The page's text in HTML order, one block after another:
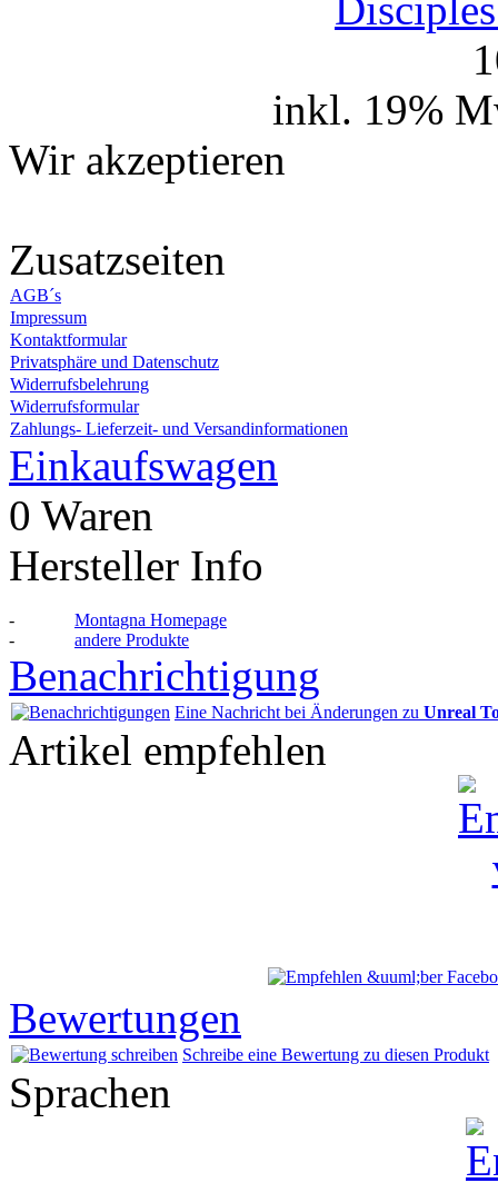
inkl. 19%
Wir akzeptieren
Zusatzseiten
AGB´s
Impressum
Kontaktformular
Privatsphäre und Datenschutz
Widerrufsbelehrung
Widerrufsformular
Zahlungs- Lieferzeit- und Versandinformationen
Einkaufswagen
0 Waren
Hersteller Info
-
Montagna Homepage
-
andere Produkte
Benachrichtigung
Eine Nachricht bei Änderungen zu Unreal
Artikel empfehlen
Bewertungen
Schreibe eine Bewertung zu diesen Produkt
Sprachen